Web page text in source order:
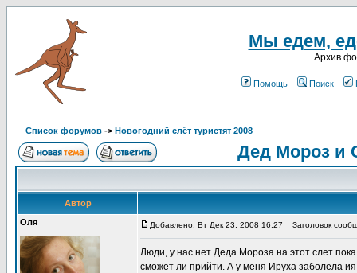
Мы едем,
Архив
Помощь Поиск
Список форумов -> Новогодний слёт туристят 2008
Дед Мороз и
Автор
Оля
Добавлено: Вт Дек 23, 2008 16:27 Заголовок
Люди, у нас нет Деда Мороза на этот слет
сможет ли прийти. А у меня Ируха заболела